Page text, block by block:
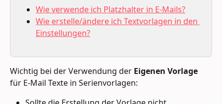
Wie verwende ich Platzhalter in E-Mails?
Wie erstelle/ändere ich Textvorlagen in den
Einstellungen?
Wichtig bei der Verwendung der Eigenen Vorlage
für E-Mail Texte in Serienvorlagen: